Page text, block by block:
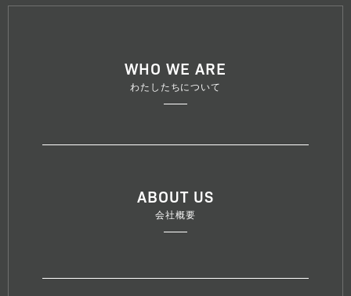
WHO WE ARE
わたしたちについて
ABOUT US
会社概要